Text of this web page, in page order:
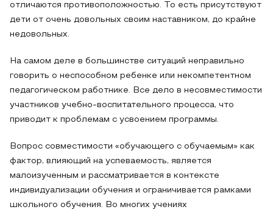
отличаются противоположностью. То есть присутствуют
дети от очень довольных своим наставником, до крайне
недовольных.
На самом деле в большинстве ситуаций неправильно
говорить о неспособном ребенке или некомпетентном
педагогическом работнике. Все дело в несовместимости
участников учебно-воспитательного процесса, что
приводит к проблемам с усвоением программы.
Вопрос совместимости «обучающего с обучаемым» как
фактор, влияющий на успеваемость, является
малоизученным и рассматривается в контексте
индивидуализации обучения и ограничивается рамками
школьного обучения. Во многих учениях